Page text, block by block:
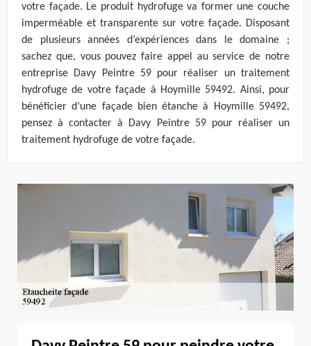
votre façade. Le produit hydrofuge va former une couche
imperméable et transparente sur votre façade. Disposant
de plusieurs années d’expériences dans le domaine ;
sachez que, vous pouvez faire appel au service de notre
entreprise Davy Peintre 59 pour réaliser un traitement
hydrofuge de votre façade à Hoymille 59492. Ainsi, pour
bénéficier d’une façade bien étanche à Hoymille 59492,
pensez à contacter à Davy Peintre 59 pour réaliser un
traitement hydrofuge de votre façade.